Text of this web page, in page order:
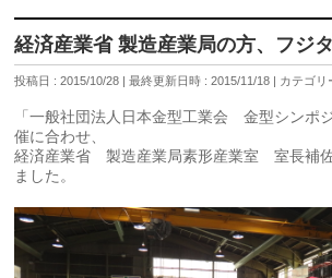
経済産業省 製造産業局の方、フジ
投稿日 : 2015/10/28 最終更新日時 : 2015/11/18 カテゴ
「一般社団法人日本金型工業会 金型シンポ
催に合わせ、
経済産業省 製造産業局素形産業室 室長補
ました。